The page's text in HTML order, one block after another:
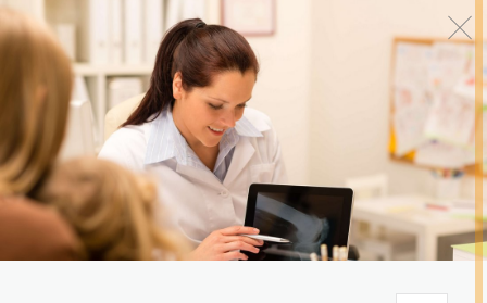
健康报报
分类 全部 健康情报 友善连结